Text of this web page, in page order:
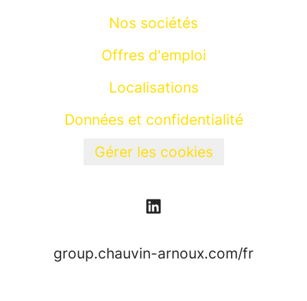
Nos sociétés
Offres d'emploi
Localisations
Données et confidentialité
Gérer les cookies
group.chauvin-arnoux.com/fr